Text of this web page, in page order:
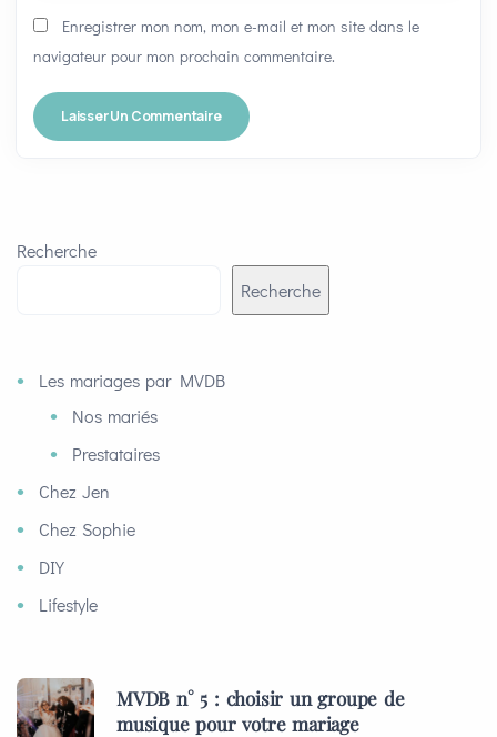
Enregistrer mon nom, mon e-mail et mon site dans le
navigateur pour mon prochain commentaire.
Recherche
Recherche
Les mariages par MVDB
Nos mariés
Prestataires
Chez Jen
Chez Sophie
DIY
Lifestyle
MVDB n° 5 : choisir un groupe de
musique pour votre mariage